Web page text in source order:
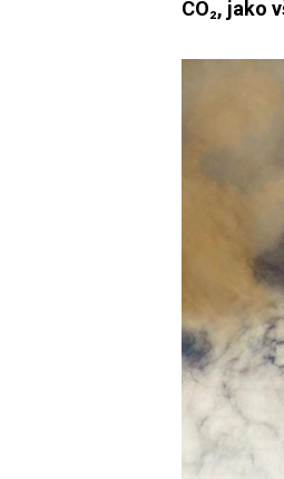
CO₂, jako